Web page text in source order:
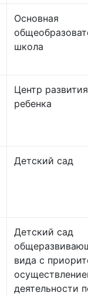
Основная
школа
Центр развития
ребенка
Детский сад
Детский сад
вида с
деятельности